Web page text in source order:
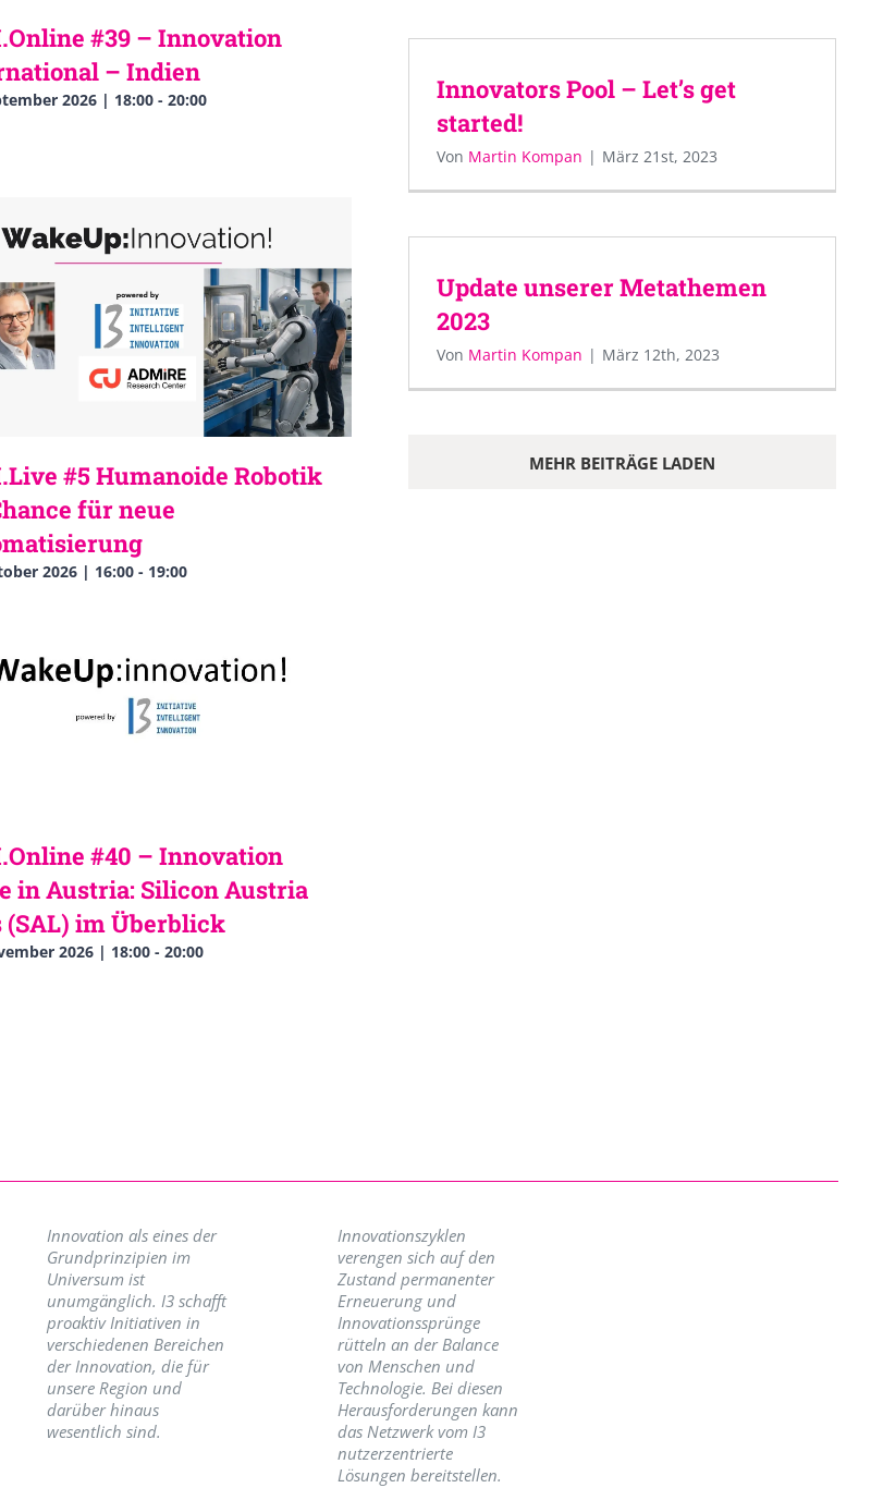
#39 – Innovation
– Indien
2026 | 18:00- 20:00
#5 Humanoide Robotik
für neue
2026 | 16:00- 19:00
#40 – Innovation
in Austria: Silicon Austria
(SAL) im Überblick
2026 | 18:00- 20:00
Innovators Pool – Let’s get
started!
Von Martin Kompan | März 21st, 2023
Update unserer Metathemen
2023
Von Martin Kompan | März 12th, 2023
MEHR BEITRÄGE LADEN
Innovation als eines der
Grundprinzipien im
Universum ist
unumgänglich. I3 schafft
proaktiv Initiativen in
verschiedenen Bereichen
der Innovation, die für
unsere Region und
darüber hinaus
wesentlich sind.
Innovationszyklen
verengen sich auf den
Zustand permanenter
Erneuerung und
Innovationssprünge
rütteln an der Balance
von Menschen und
Technologie. Bei diesen
Herausforderungen kann
das Netzwerk vom I3
nutzerzentrierte
Lösungen bereitstellen.